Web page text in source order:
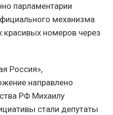
парламентарии
механизма
номеров через
Россия»,
направлено
РФ Михаилу
стали депутаты